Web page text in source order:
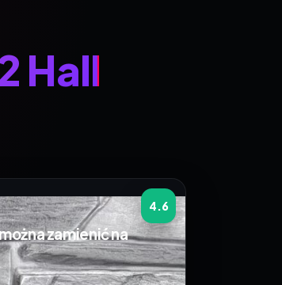
Hall
4.6
zamienić na